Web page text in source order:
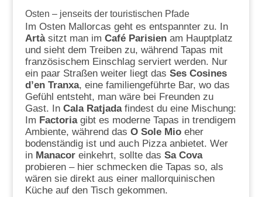
Osten – jenseits der touristischen Pfade
Im Osten Mallorcas geht es entspannter zu. In
Artàsitzt man im Café Parisienam Hauptplatz
und sieht dem Treiben zu, während Tapas mit
französischem Einschlag serviert werden. Nur
ein paar Straßen weiter liegt das Ses Cosines
d’en Tranxa, eine familiengeführte Bar, wo das
Gefühl entsteht, man wäre bei Freunden zu
Gast. In Cala Ratjadafindest du eine Mischung:
Im Factoriagibt es moderne Tapas in trendigem
Ambiente, während das O Sole Mioeher
bodenständig ist und auch Pizza anbietet. Wer
in Manacoreinkehrt, sollte das Sa Cova
probieren – hier schmecken die Tapas so, als
wären sie direkt aus einer mallorquinischen
Küche auf den Tisch gekommen.